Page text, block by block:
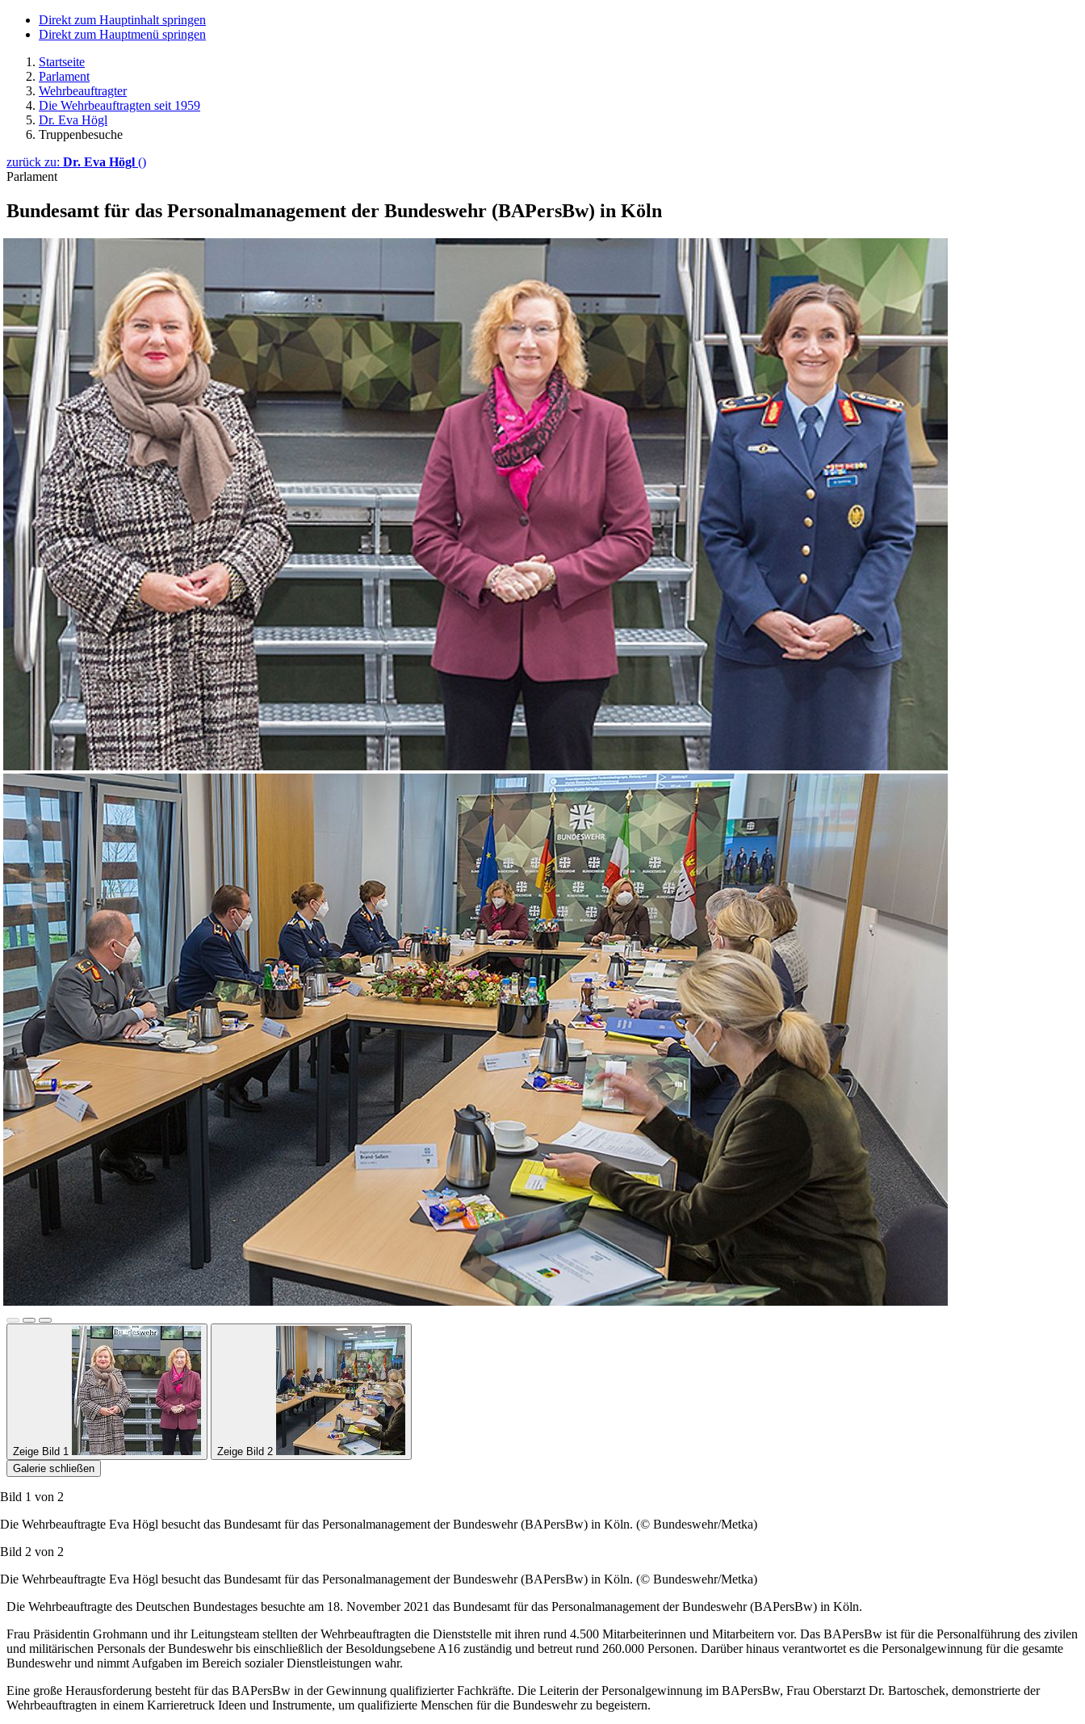
Direkt zum Hauptinhalt springen
Direkt zum Hauptmenü springen
Startseite
Parlament
Wehrbeauftragter
Die Wehrbeauftragten seit 1959
Dr. Eva Högl
Truppenbesuche
zurück zu: Dr. Eva Högl ()
Parlament
Bundesamt für das Personalmanagement der Bundeswehr (BAPersBw) in Köln
Zeige Bild 1
Zeige Bild 2
Galerie schließen
Bild 1 von 2
Die Wehrbeauftragte Eva Högl besucht das Bundesamt für das Personalmanagement der Bundeswehr (BAPersBw) in Köln. (© Bundeswehr/Metka)
Bild 2 von 2
Die Wehrbeauftragte Eva Högl besucht das Bundesamt für das Personalmanagement der Bundeswehr (BAPersBw) in Köln. (© Bundeswehr/Metka)
Die Wehrbeauftragte des Deutschen Bundestages besuchte am 18. November 2021 das Bundesamt für das Personalmanagement der Bundeswehr (BAPersBw) in Köln.
Frau Präsidentin Grohmann und ihr Leitungsteam stellten der Wehrbeauftragten die Dienststelle mit ihren rund 4.500 Mitarbeiterinnen und Mitarbeitern vor. Das BAPersBw ist für die Personalführung des zivilen
und militärischen Personals der Bundeswehr bis einschließlich der Besoldungsebene A16 zuständig und betreut rund 260.000 Personen. Darüber hinaus verantwortet es die Personalgewinnung für die gesamte
Bundeswehr und nimmt Aufgaben im Bereich sozialer Dienstleistungen wahr.
Eine große Herausforderung besteht für das BAPersBw in der Gewinnung qualifizierter Fachkräfte. Die Leiterin der Personalgewinnung im BAPersBw, Frau Oberstarzt Dr. Bartoschek, demonstrierte der
Wehrbeauftragten in einem Karrieretruck Ideen und Instrumente, um qualifizierte Menschen für die Bundeswehr zu begeistern.